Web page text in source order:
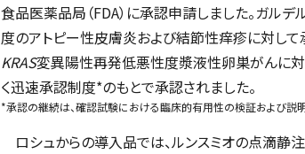
食品医薬品局（FDA）に承認申請しました。ガル
度のアトピー性皮膚炎および結節性痒疹に対して
KRAS変異陽性再発低悪性度漿液性卵巣がんに対
く迅速承認制度*のもとで承認されました。
*承認の継続は、確認試験における臨床的有用性の検証および説
ロシュからの導入品では、ルンスミオの点滴